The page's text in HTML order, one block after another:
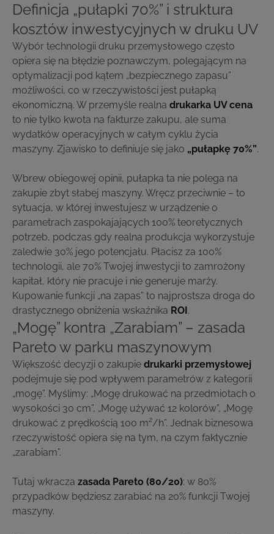
Definicja „pułapki 70%” i struktura
kosztów inwestycyjnych w druku UV
Wybór technologii druku przemysłowego często
opiera się na błędzie poznawczym, polegającym na
optymalizacji pod kątem „bezpiecznego zapasu”
możliwości, co w rzeczywistości jest pułapką
ekonomiczną. W przemyśle realna drukarka UV cena
to nie tylko kwota na fakturze zakupu, ale suma
wydatków operacyjnych w całym cyklu życia
maszyny. Zjawisko to definiuje się jako „pułapkę 70%”.
Wbrew obiegowej opinii, pułapka ta nie polega na
zakupie zbyt słabej maszyny. Wręcz przeciwnie – to
sytuacja, w której inwestujesz w urządzenie o
parametrach zaspokajających 100% teoretycznych
potrzeb, podczas gdy realna produkcja wykorzystuje
zaledwie 30% jego potencjału. Płacisz za 100%
technologii, ale 70% Twojej inwestycji to zamrożony
kapitał, który nie pracuje i nie generuje marży.
Kupowanie funkcji „na zapas” to najprostsza droga do
drastycznego obniżenia wskaźnika ROI.
„Mogę” kontra „Zarabiam” – zasada
Pareto w parku maszynowym
Większość decyzji o zakupie drukarki przemysłowej
podejmuje się pod wpływem parametrów z kategorii
„mogę”. Myślimy: „Mogę drukować na przedmiotach o
wysokości 30 cm”, „Mogę używać 12 kolorów”, „Mogę
drukować z prędkością 100 m²/h”. Jednak biznesowa
rzeczywistość opiera się na tym, na czym faktycznie
„zarabiam”.
Tutaj wkracza zasada Pareto (80/20): w 80%
przypadków będziesz zarabiać na 20% funkcji Twojej
maszyny.